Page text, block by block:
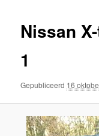
Nissan
1
Gepubliceerd 16